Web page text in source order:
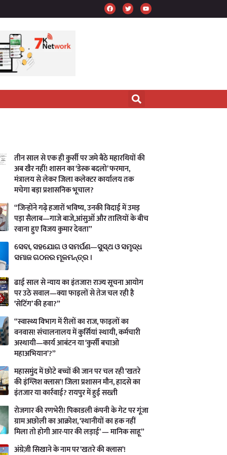
तीन साल से एक ही कुर्सी पर जमे बैठे महारथियों की
अब खैर नहीं! शासन का ‘डेस्क बदलो’ फरमान,
मंत्रालय से लेकर जिला कलेक्टर कार्यालय तक
मचेगा बड़ा प्रशासनिक भूचाल?
“जिन्होंने गढ़े हजारों भविष्य, उनकी विदाई में उमड़
पड़ा सैलाब—गाजे बाजे,आंसुओं और तालियों के बीच
रवाना हुए विजय कुमार देवता”
ସେବା, ସହଯୋଗ ଓ ସମର୍ପଣ—ସୁସ୍ଥ ଓ ସମୃଦ୍ଧ
ସମାଜ ଗଠନର ମୂଳମନ୍ତ୍ର ।
ढाई साल से न्याय का इंतजार! राज्य सूचना आयोग
पर उठे सवाल—क्या फाइलों से तेज चल रही है
‘सेटिंग’ की हवा?”
“स्वास्थ्य विभाग में रीलों का राज, फाइलों का
वनवास! संचालनालय में कुर्सियां स्थायी, कर्मचारी
अस्थायी—कार्य आबंटन या ‘कुर्सी बचाओ
महाअभियान’?”
महासमुंद में छोटे बच्चों की जान पर चल रही ‘खतरे
की इंग्लिश क्लास’! जिला प्रशासन मौन, हादसे का
इंतजार या कार्रवाई? रायपुर में हुई सख्ती
रोजगार की रणभेरी! पिकाडली कंपनी के गेट पर गूंजा
ग्राम अछोली का आक्रोश, ‘स्थानीयों का हक नहीं
मिला तो होगी आर-पार की लड़ाई’ — मानिक साहू”
अंग्रेज़ी सिखाने के नाम पर ‘खतरे की क्लास’!